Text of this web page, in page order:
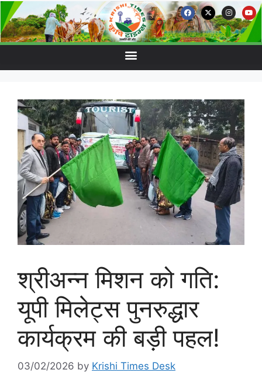
श्रीअन्न मिशन को गति:
यूपी मिलेट्स पुनरुद्धार
कार्यक्रम की बड़ी पहल!
03/02/2026 by Krishi Times Desk